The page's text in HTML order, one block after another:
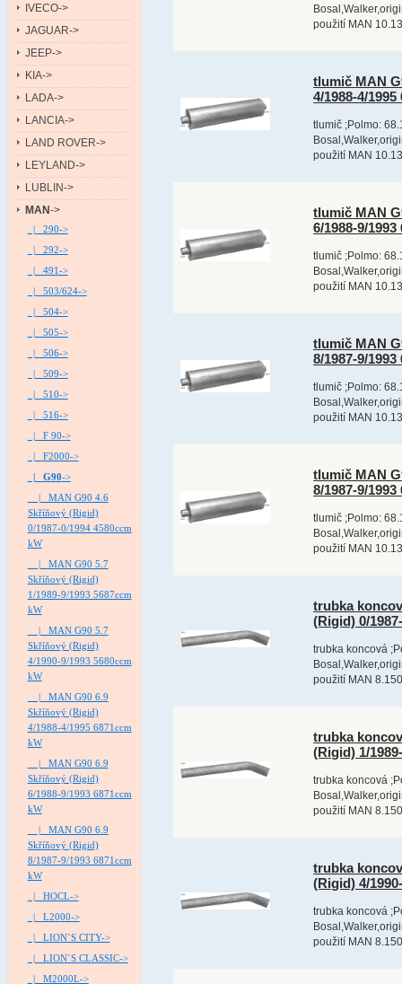
IVECO->
JAGUAR->
JEEP->
KIA->
LADA->
LANCIA->
LAND ROVER->
LEYLAND->
LUBLIN->
MAN->
|_ 290->
|_ 292->
|_ 491->
|_ 503/624->
|_ 504->
|_ 505->
|_ 506->
|_ 509->
|_ 510->
|_ 516->
|_ F 90->
|_ F2000->
|_ G90->
|_ MAN G90 4.6
Skříňový (Rigid)
0/1987-0/1994 4580ccm
kW
|_ MAN G90 5.7
Skříňový (Rigid)
1/1989-9/1993 5687ccm
kW
|_ MAN G90 5.7
Skříňový (Rigid)
4/1990-9/1993 5680ccm
kW
|_ MAN G90 6.9
Skříňový (Rigid)
4/1988-4/1995 6871ccm
kW
|_ MAN G90 6.9
Skříňový (Rigid)
6/1988-9/1993 6871ccm
kW
|_ MAN G90 6.9
Skříňový (Rigid)
8/1987-9/1993 6871ccm
kW
|_ HOCL->
|_ L2000->
|_ LION`S CITY->
|_ LION`S CLASSIC->
|_ M2000L->
použití MAN
tlumič MAN
4/1988-4/
tlumič ;Polmo:
použití MAN
tlumič MAN
6/1988-9/
tlumič ;Polmo:
použití MAN
tlumič MAN
8/1987-9/
tlumič ;Polmo:
použití MAN
tlumič MAN
8/1987-9/
tlumič ;Polmo:
použití MAN
trubka
(Rigid) 0/
trubka koncová
použití MAN
trubka
(Rigid) 1/
trubka koncová
použití MAN
trubka
(Rigid) 4/
trubka koncová
použití MAN